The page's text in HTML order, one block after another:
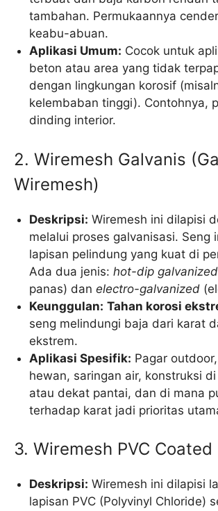
tambahan. Permukaannya
keabu-abuan.
Aplikasi Umum: Cocok untuk
beton atau area yang tidak
dengan lingkungan korosif
kelembaban tinggi). Contohnya,
dinding interior.
2. Wiremesh Galvanis
Wiremesh)
Deskripsi: Wiremesh ini dilapisi
melalui proses galvanisasi. Seng
lapisan pelindung yang kuat di
Ada dua jenis:hot-dip galvanized
panas) danelectro-galvanized
Keunggulan: Tahan korosi
seng melindungi baja dari karat
ekstrem.
Aplikasi Spesifik: Pagar
hewan, saringan air, konstruksi
atau dekat pantai, dan di mana
terhadap karat jadi prioritas
3. Wiremesh PVC Coated
Deskripsi: Wiremesh ini dilapisi
lapisan PVC (Polyvinyl Chloride)